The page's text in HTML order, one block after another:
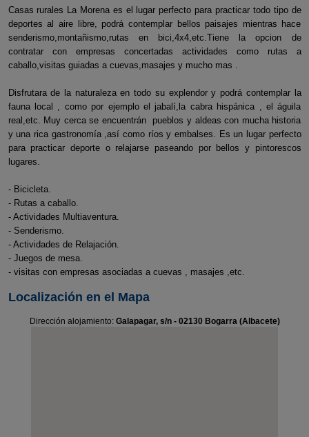
Casas rurales La Morena es el lugar perfecto para practicar todo tipo de
deportes al aire libre, podrá contemplar bellos paisajes mientras hace
senderismo,montañismo,rutas en bici,4x4,etc.Tiene la opcion de
contratar con empresas concertadas actividades como rutas a
caballo,visitas guiadas a cuevas,masajes y mucho mas .
Disfrutara de la naturaleza en todo su explendor y podrá contemplar la
fauna local , como por ejemplo el jabalí,la cabra hispánica , el águila
real,etc. Muy cerca se encuentrán pueblos y aldeas con mucha historia
y una rica gastronomía ,así como ríos y embalses. Es un lugar perfecto
para practicar deporte o relajarse paseando por bellos y pintorescos
lugares.
- Bicicleta.
- Rutas a caballo.
- Actividades Multiaventura.
- Senderismo.
- Actividades de Relajación.
- Juegos de mesa.
- visitas con empresas asociadas a cuevas , masajes ,etc.
Localización en el Mapa
Dirección alojamiento: Galapagar, s/n - 02130 Bogarra (Albacete)